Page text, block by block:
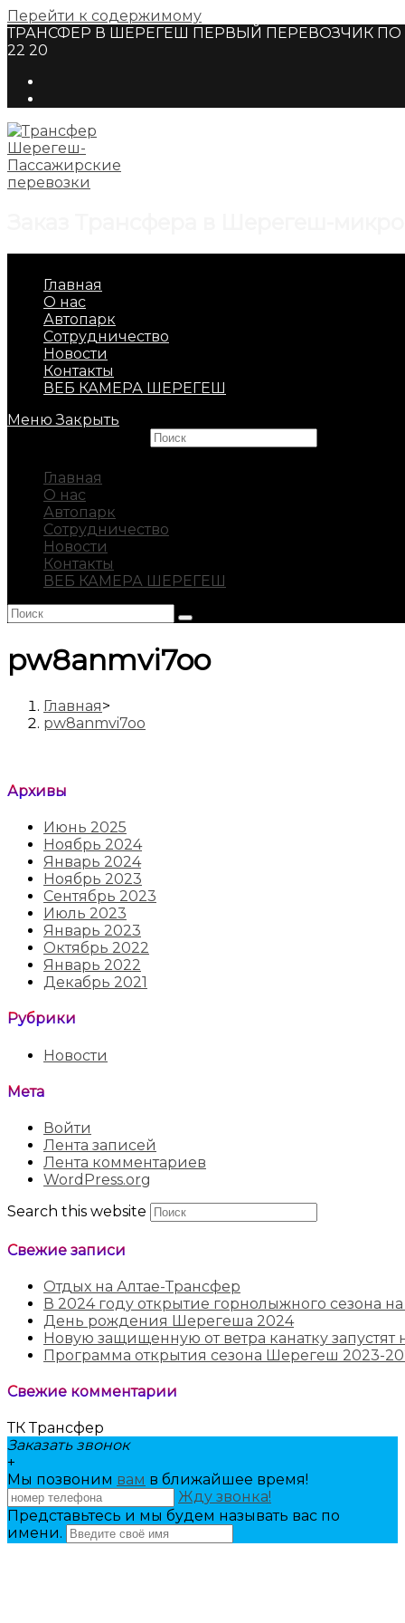
Перейти к содержимому
ТРАНСФЕР В ШЕРЕГЕШ ПЕРВЫЙ ПЕРЕВОЗЧИК ПО
22 20
Главная
О нас
Автопарк
Сотрудничество
Новости
Контакты
ВЕБ КАМЕРА ШЕРЕГЕШ
Меню Закрыть
Главная
О нас
Автопарк
Сотрудничество
Новости
Контакты
ВЕБ КАМЕРА ШЕРЕГЕШ
pw8anmvi7oo
Главная>
pw8anmvi7oo
Архивы
Июнь 2025
Ноябрь 2024
Январь 2024
Ноябрь 2023
Сентябрь 2023
Июль 2023
Январь 2023
Октябрь 2022
Январь 2022
Декабрь 2021
Рубрики
Новости
Мета
Войти
Лента записей
Лента комментариев
WordPress.org
Search this website
Свежие записи
Отдых на Алтае-Трансфер
В 2024 году открытие горнолыжного сезона
День рождения Шерегеша 2024
Новую защищенную от ветра канатку
Программа открытия сезона Шерегеш 2023-
Свежие комментарии
ТК Трансфер
Заказать звонок
+
Мы позвоним вам в ближайшее время!
Жду звонка!
Представьтесь и мы будем называть вас по
имени.